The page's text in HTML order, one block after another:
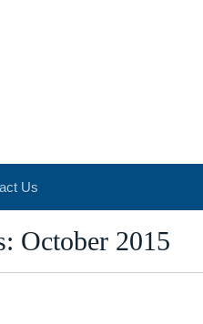
Us
October 2015